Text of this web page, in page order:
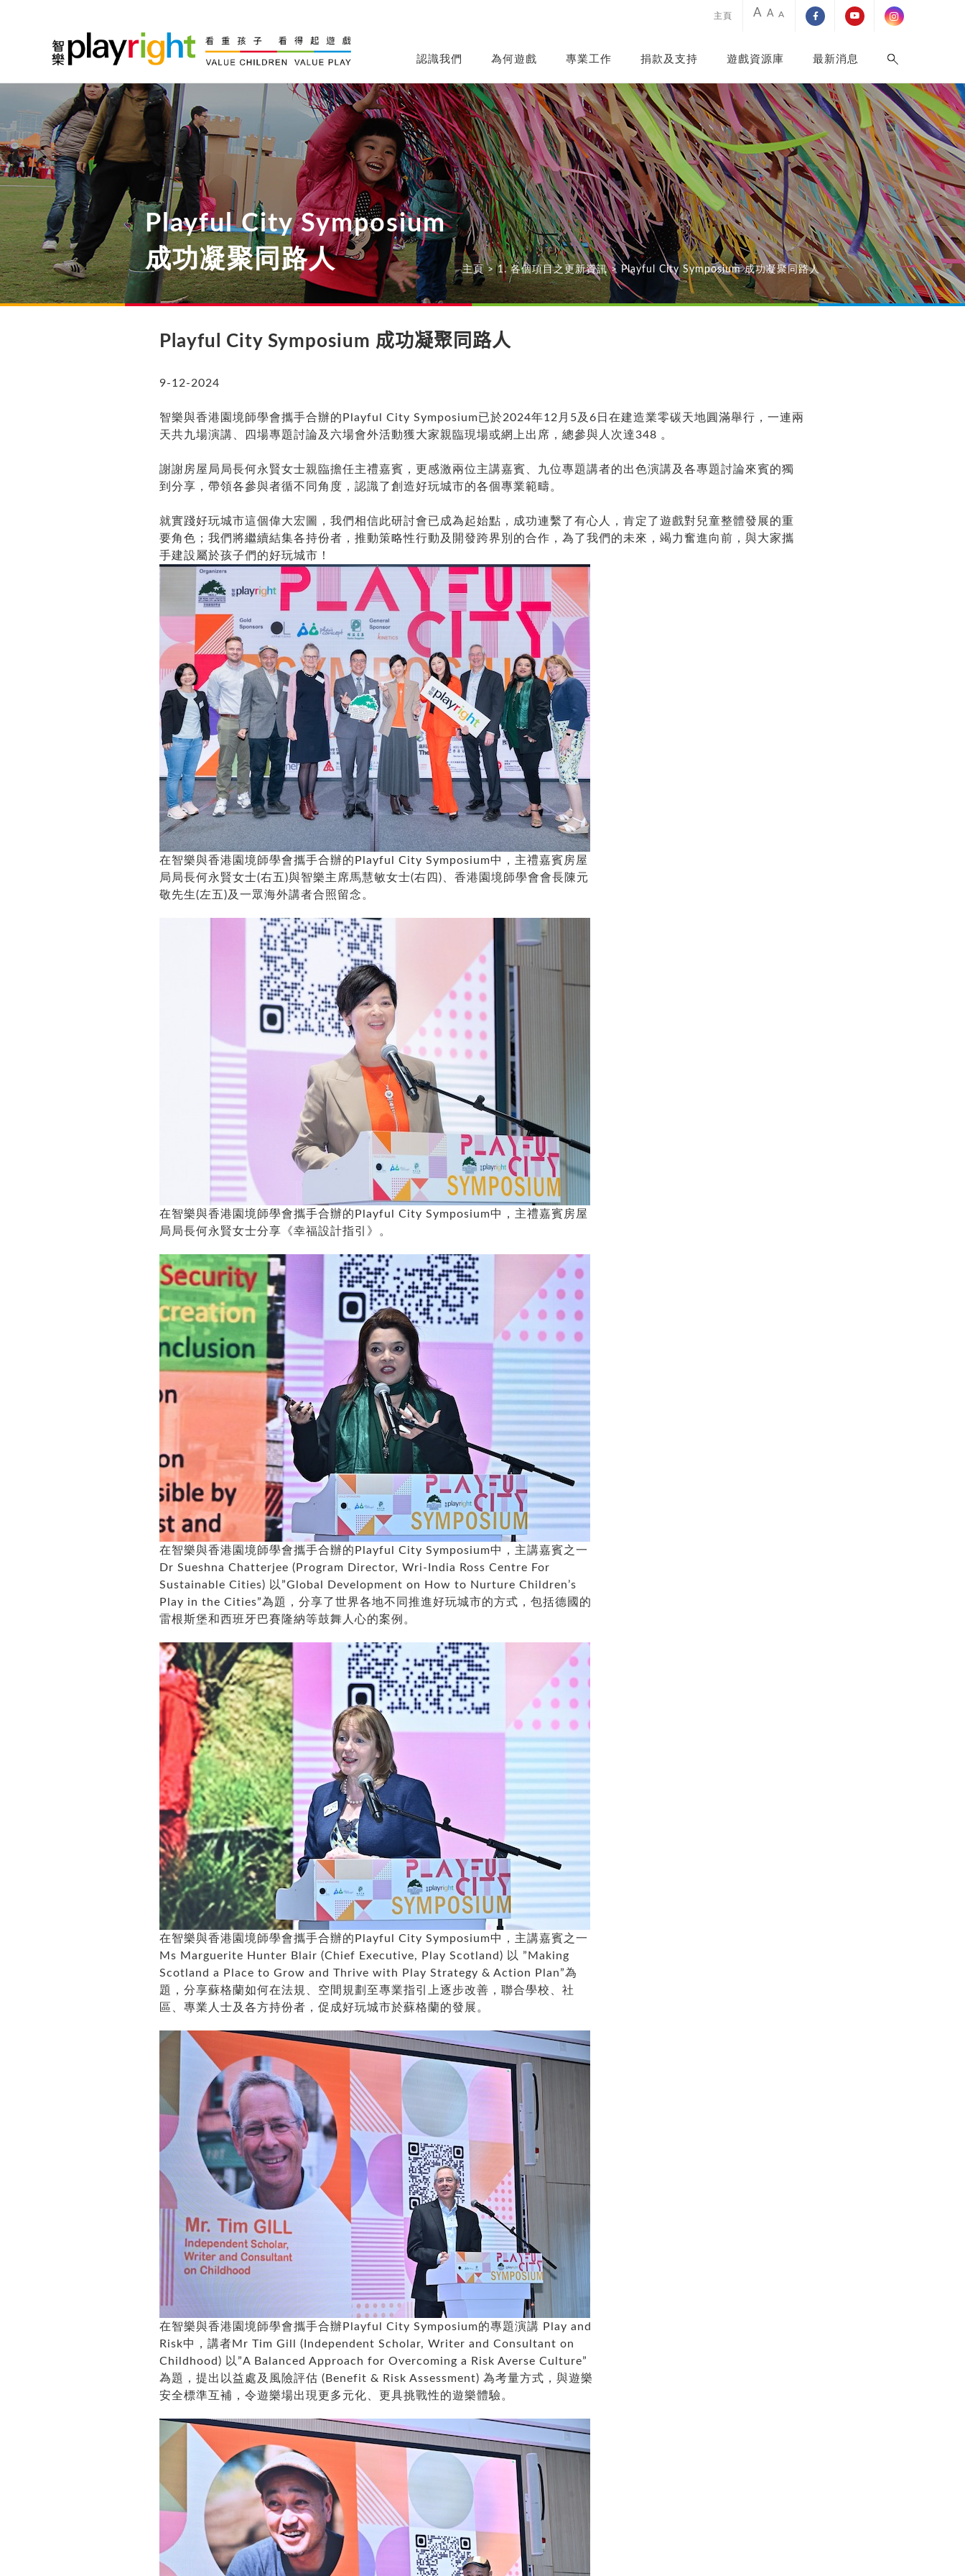
主頁 A A A
認識我們 為何遊戲 專業工作 捐款及支持 遊戲資源庫 最新消息
Playful City Symposium
成功凝聚同路人
主頁 > 1. 各個項目之更新資訊 > Playful City Symposium 成功凝聚同路人
Playful City Symposium 成功凝聚同路人
9-12-2024
智樂與香港園境師學會攜手合辦的Playful City Symposium已於2024年12月5及6日在建造業零碳天地圓滿舉行，一連兩
天共九場演講、四場專題討論及六場會外活動獲大家親臨現場或網上出席，總參與人次達348 。
謝謝房屋局局長何永賢女士親臨擔任主禮嘉賓，更感激兩位主講嘉賓、九位專題講者的出色演講及各專題討論來賓的獨
到分享，帶領各參與者循不同角度，認識了創造好玩城市的各個專業範疇。
就實踐好玩城市這個偉大宏圖，我們相信此研討會已成為起始點，成功連繫了有心人，肯定了遊戲對兒童整體發展的重
要角色；我們將繼續結集各持份者，推動策略性行動及開發跨界別的合作，為了我們的未來，竭力奮進向前，與大家攜
手建設屬於孩子們的好玩城市！
在智樂與香港園境師學會攜手合辦的Playful City Symposium中，主禮嘉賓房屋
局局長何永賢女士(右五)與智樂主席馬慧敏女士(右四)、香港園境師學會會長陳元
敬先生(左五)及一眾海外講者合照留念。
在智樂與香港園境師學會攜手合辦的Playful City Symposium中，主禮嘉賓房屋
局局長何永賢女士分享《幸福設計指引》。
在智樂與香港園境師學會攜手合辦的Playful City Symposium中，主講嘉賓之一
Dr Sueshna Chatterjee (Program Director, Wri-India Ross Centre For
Sustainable Cities) 以”Global Development on How to Nurture Children’s
Play in the Cities”為題，分享了世界各地不同推進好玩城市的方式，包括德國的
雷根斯堡和西班牙巴賽隆納等鼓舞人心的案例。
在智樂與香港園境師學會攜手合辦的Playful City Symposium中，主講嘉賓之一
Ms Marguerite Hunter Blair (Chief Executive, Play Scotland) 以 ”Making
Scotland a Place to Grow and Thrive with Play Strategy & Action Plan”為
題，分享蘇格蘭如何在法規、空間規劃至專業指引上逐步改善，聯合學校、社
區、專業人士及各方持份者，促成好玩城市於蘇格蘭的發展。
在智樂與香港園境師學會攜手合辦Playful City Symposium的專題演講 Play and
Risk中，講者Mr Tim Gill (Independent Scholar, Writer and Consultant on
Childhood) 以”A Balanced Approach for Overcoming a Risk Averse Culture”
為題，提出以益處及風險評估 (Benefit & Risk Assessment) 為考量方式，與遊樂
安全標準互補，令遊樂場出現更多元化、更具挑戰性的遊樂體驗。